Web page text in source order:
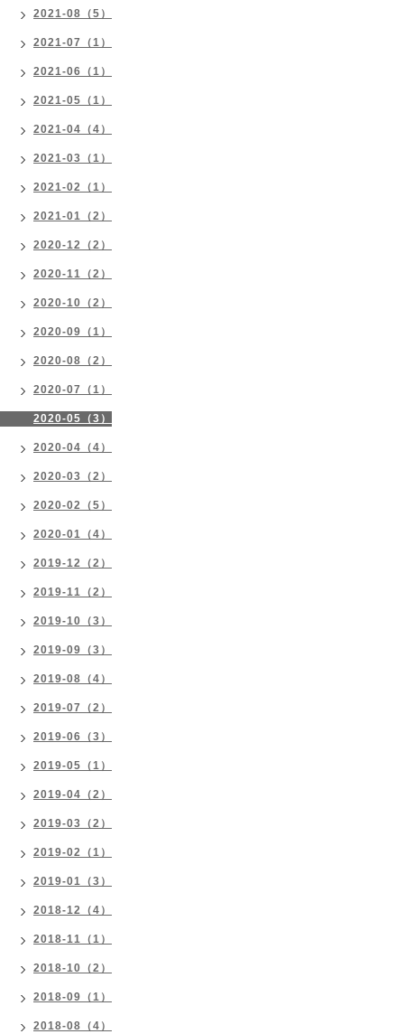
2021-08（5）
2021-07（1）
2021-06（1）
2021-05（1）
2021-04（4）
2021-03（1）
2021-02（1）
2021-01（2）
2020-12（2）
2020-11（2）
2020-10（2）
2020-09（1）
2020-08（2）
2020-07（1）
2020-05（3）
2020-04（4）
2020-03（2）
2020-02（5）
2020-01（4）
2019-12（2）
2019-11（2）
2019-10（3）
2019-09（3）
2019-08（4）
2019-07（2）
2019-06（3）
2019-05（1）
2019-04（2）
2019-03（2）
2019-02（1）
2019-01（3）
2018-12（4）
2018-11（1）
2018-10（2）
2018-09（1）
2018-08（4）